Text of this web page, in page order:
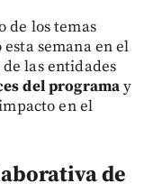
de los temas
semana en el
las entidades
del programay
en el
de